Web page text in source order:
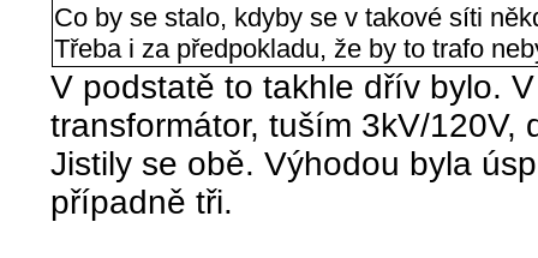
Co by se stalo, kdyby se v takové síti
Třeba i za předpokladu, že by to trafo
V podstatě to takhle dřív bylo.
transformátor, tuším 3kV/120V,
Jistily se obě. Výhodou byla
případně tři.